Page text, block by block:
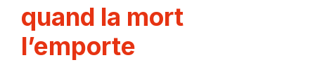
quand la mort
l’emporte